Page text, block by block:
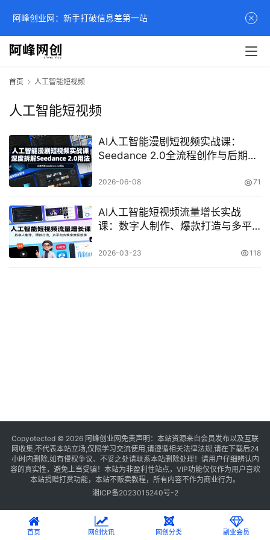
首页 人工智能短视频
人工智能短视频
AI人工智能漫剧短视频实战课：
Seedance 2.0全流程创作与后期剪
2026-06-08 71
AI人工智能短视频流量增长实战
课：数字人制作、爆款打造与多平
2026-03-23 118
Copyotected © 2026 阿峰创业网 免责声明：本站资源来自会员发布以及互联
网收集,不代表本站立场,仅限学习交流使用,请遵循相关法律法规,请在下载后24
小时内删除.如有侵权争议、不妥之处请联系本站删除处理！请用户仔细辨认内
容的真实性，避免上当受骗！本站为非盈利性站点，VIP功能仅仅作为用户喜欢
本站捐赠打赏功能，本站不贩卖教程，所有内容不作为商业行为。
湘ICP备2023015240号-2
首页 网创快讯 网创分类 副业会员
阿峰创业网：新手打破信息差第一站